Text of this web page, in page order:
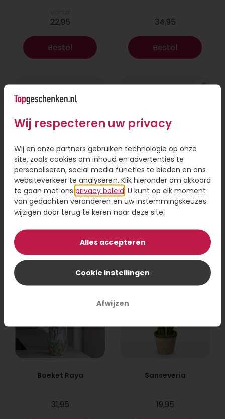
22,95
Bestel
34,95
Bestel
Boeket Lexie
Vanaf
18,95
Phlebodium
16,95
Boeket Raya
31,95
Sanseveria
19,95
Wij respecteren uw privacy
Wij en onze partners gebruiken technologie op onze
site, zoals cookies om inhoud en advertenties te
personaliseren, social media functies te bieden en ons
websiteverkeer te analyseren. Klik hieronder om akkoord
te gaan met ons privacy beleid . U kunt op elk moment
van gedachten veranderen en uw instemmingskeuzes
wijzigen door terug te keren naar deze site.
Alles accepteren
Cookie instellingen
Afwijzen